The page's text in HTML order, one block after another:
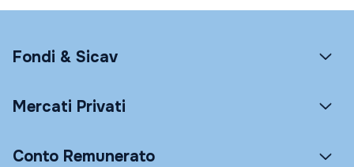
Fondi & Sicav
Mercati Privati
Conto Remunerato